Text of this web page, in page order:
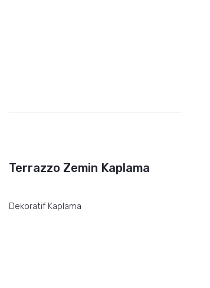
Terrazzo Zemin Kaplama
Dekoratif Kaplama